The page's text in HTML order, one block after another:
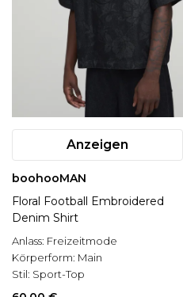
Anzeigen
boohooMAN
Floral Football Embroidered
Denim Shirt
Anlass: Freizeitmode
Körperform: Main
Stil: Sport-Top